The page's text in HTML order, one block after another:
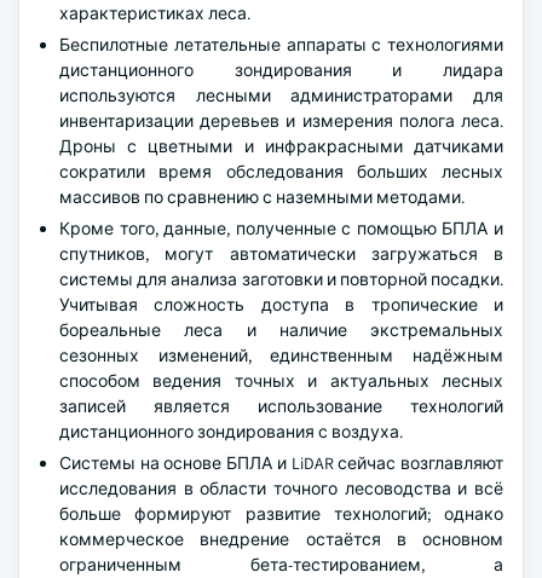
характеристиках леса.
Беспилотные летательные аппараты с технологиями
дистанционного зондирования и лидара
используются лесными администраторами для
инвентаризации деревьев и измерения полога леса.
Дроны с цветными и инфракрасными датчиками
сократили время обследования больших лесных
массивов по сравнению с наземными методами.
Кроме того, данные, полученные с помощью БПЛА и
спутников, могут автоматически загружаться в
системы для анализа заготовки и повторной посадки.
Учитывая сложность доступа в тропические и
бореальные леса и наличие экстремальных
сезонных изменений, единственным надёжным
способом ведения точных и актуальных лесных
записей является использование технологий
дистанционного зондирования с воздуха.
Системы на основе БПЛА и LiDAR сейчас возглавляют
исследования в области точного лесоводства и всё
больше формируют развитие технологий; однако
коммерческое внедрение остаётся в основном
ограниченным бета-тестированием, а